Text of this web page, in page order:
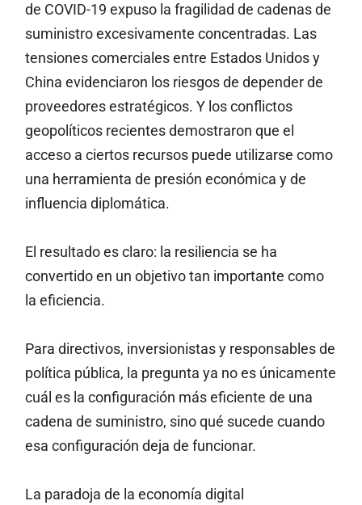
de COVID-19 expuso la fragilidad de cadenas de
suministro excesivamente concentradas. Las
tensiones comerciales entre Estados Unidos y
China evidenciaron los riesgos de depender de
proveedores estratégicos. Y los conflictos
geopolíticos recientes demostraron que el
acceso a ciertos recursos puede utilizarse como
una herramienta de presión económica y de
influencia diplomática.
El resultado es claro: la resiliencia se ha
convertido en un objetivo tan importante como
la eficiencia.
Para directivos, inversionistas y responsables de
política pública, la pregunta ya no es únicamente
cuál es la configuración más eficiente de una
cadena de suministro, sino qué sucede cuando
esa configuración deja de funcionar.
La paradoja de la economía digital